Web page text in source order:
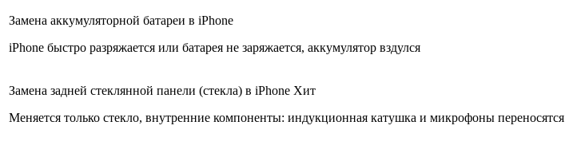
Замена аккумуляторной батареи в iPhone
iPhone быстро разряжается или батарея не заряжается, аккумулятор вздулся
Замена задней стеклянной панели (стекла) в iPhone Хит
Меняется только стекло, внутренние компоненты: индукционная катушка и микрофоны